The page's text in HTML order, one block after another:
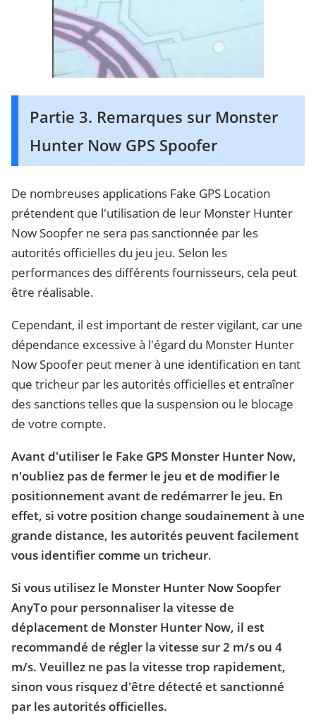
Partie 3. Remarques sur Monster
Hunter Now GPS Spoofer
De nombreuses applications Fake GPS Location
prétendent que l'utilisation de leur Monster Hunter
Now Soopfer ne sera pas sanctionnée par les
autorités officielles du jeu jeu. Selon les
performances des différents fournisseurs, cela peut
être réalisable.
Cependant, il est important de rester vigilant, car une
dépendance excessive à l'égard du Monster Hunter
Now Spoofer peut mener à une identification en tant
que tricheur par les autorités officielles et entraîner
des sanctions telles que la suspension ou le blocage
de votre compte.
Avant d'utiliser le Fake GPS Monster Hunter Now,
n'oubliez pas de fermer le jeu et de modifier le
positionnement avant de redémarrer le jeu. En
effet, si votre position change soudainement à une
grande distance, les autorités peuvent facilement
vous identifier comme un tricheur.
Si vous utilisez le Monster Hunter Now Soopfer
AnyTo pour personnaliser la vitesse de
déplacement de Monster Hunter Now, il est
recommandé de régler la vitesse sur 2 m/s ou 4
m/s. Veuillez ne pas la vitesse trop rapidement,
sinon vous risquez d'être détecté et sanctionné
par les autorités officielles.